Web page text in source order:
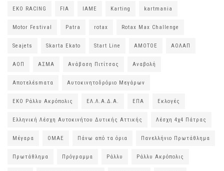
EKO RACING FIA IAME Karting kartmania
Motor Festival Patra rotax Rotax Max Challenge
Seajets Skarta Ekato Start Line ΑΜΟΤΟΕ ΑΟΛΑΠ
ΑΟΠ ΑΣΜΑ Ανάβαση Πιτίτσας Αναβολή
Αποτελέsmατα Αυτοκινητοδρόμιο Μεγάρων
ΕΚΟ Ράλλυ Ακρόπολις ΕΛ.Λ.Α.Δ.Α. ΕΠΑ Εκλογές
Ελληνική Λέσχη Αυτοκινήτου Δυτικής Αττικής Λέσχη 4χ4 Πάτρας
Μέγαρα ΟΜΑΕ Πάνω από τα όρια Πανελλήνιο Πρωτάθλημα
Πρωτάθλημα Πρόγραμμα Ράλλυ Ράλλυ Ακρόπολις